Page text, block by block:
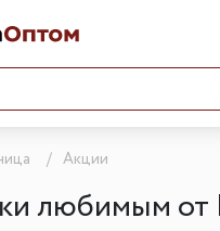
Акции
любимым от